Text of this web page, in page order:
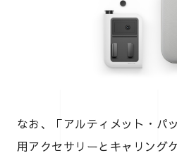
なお、「アルティメット・パ
用アクセサリーとキャリング